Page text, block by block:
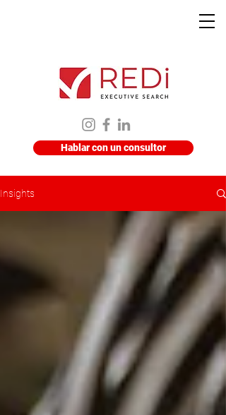
Hablar con un consultor
Insights